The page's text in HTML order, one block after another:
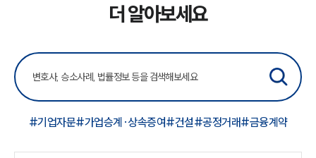
더 알아보세요
#기업자문#가업승계·상속증여#건설#공정거래#금융계약